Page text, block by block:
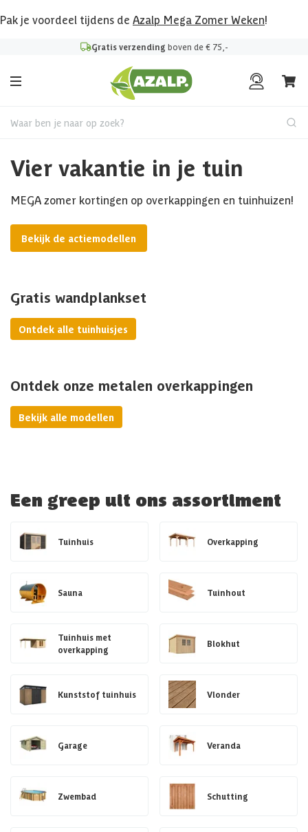
Pak je voordeel tijdens de Azalp Mega Zomer Weken!
Gratis verzending boven de € 75,-
Waar ben je naar op zoek?
Vier vakantie in je tuin
MEGA zomer kortingen op overkappingen en tuinhuizen!
Bekijk de actiemodellen
Gratis wandplankset
Ontdek alle tuinhuisjes
Ontdek onze metalen overkappingen
Bekijk alle modellen
Een greep uit ons assortiment
Tuinhuis Overkapping
Sauna Tuinhout
Tuinhuis met
overkapping
Blokhut
Kunststof tuinhuis Vlonder
Garage Veranda
Zwembad Schutting